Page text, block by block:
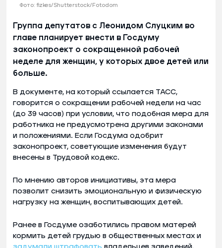
Фото: fizkes/Shutterstock/Fotodom
Группа депутатов с Леонидом Слуцким во
главе планирует внести в Госдуму
законопроект о сокращенной рабочей
неделе для женщин, у которых двое детей или
больше.
В документе, на который ссылается ТАСС,
говорится о сокращении рабочей недели на час
(до 39 часов) при условии, что подобная мера для
работника не предусмотрена другими законами
и положениями. Если Госдума одобрит
законопроект, советующие изменения будут
внесены в Трудовой кодекс.
По мнению авторов инициативы, эта мера
позволит снизить эмоциональную и физическую
нагрузку на женщин, воспитывающих детей.
Ранее в Госдуме озаботились правом матерей
кормить детей грудью в общественных местах и